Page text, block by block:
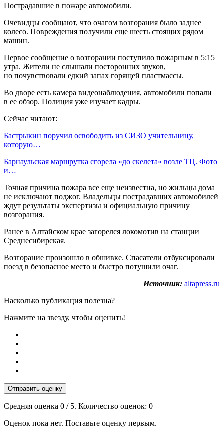
Пострадавшие в пожаре автомобили.
Очевидцы сообщают, что очагом возгорания было заднее
колесо. Повреждения получили еще шесть стоящих рядом
машин.
Первое сообщение о возгорании поступило пожарным в 5:15
утра. Жители не слышали посторонних звуков,
но почувствовали едкий запах горящей пластмассы.
Во дворе есть камера видеонаблюдения, автомобили попали
в ее обзор. Полиция уже изучает кадры.
Сейчас читают:
Бастрыкин поручил освободить из СИЗО учительницу,
которую…
Барнаульская маршрутка сгорела «до скелета» возле ТЦ. Фото
и…
Точная причина пожара все еще неизвестна, но жильцы дома
не исключают поджог. Владельцы пострадавших автомобилей
ждут результаты экспертизы и официальную причину
возгорания.
Ранее в Алтайском крае загорелся локомотив на станции
Среднесибирская.
Возгорание произошло в обшивке. Спасатели отбуксировали
поезд в безопасное место и быстро потушили очаг.
Источник: altapress.ru
Насколько публикация полезна?
Нажмите на звезду, чтобы оценить!
Отправить оценку
Средняя оценка 0 / 5. Количество оценок: 0
Оценок пока нет. Поставьте оценку первым.